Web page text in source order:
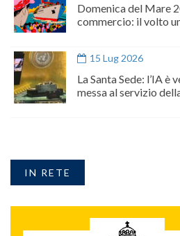
Domenica del Mare
commercio: il volto
15 Lug 2026
La Santa Sede: l’IA è
messa al servizio
IN RETE